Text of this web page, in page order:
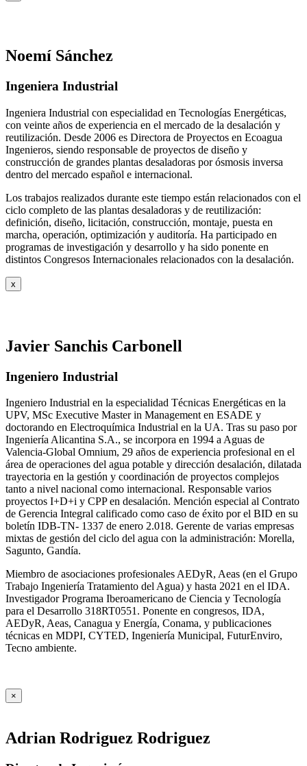
Noemí Sánchez
Ingeniera Industrial
Ingeniera Industrial con especialidad en Tecnologías Energéticas,
con veinte años de experiencia en el mercado de la desalación y
reutilización. Desde 2006 es Directora de Proyectos en Ecoagua
Ingenieros, siendo responsable de proyectos de diseño y
construcción de grandes plantas desaladoras por ósmosis inversa
dentro del mercado español e internacional.
Los trabajos realizados durante este tiempo están relacionados con el
ciclo completo de las plantas desaladoras y de reutilización:
definición, diseño, licitación, construcción, montaje, puesta en
marcha, operación, optimización y auditoría. Ha participado en
programas de investigación y desarrollo y ha sido ponente en
distintos Congresos Internacionales relacionados con la desalación.
x
Javier Sanchis Carbonell
Ingeniero Industrial
Ingeniero Industrial en la especialidad Técnicas Energéticas en la
UPV, MSc Executive Master in Management en ESADE y
doctorando en Electroquímica Industrial en la UA. Tras su paso por
Ingeniería Alicantina S.A., se incorpora en 1994 a Aguas de
Valencia-Global Omnium, 29 años de experiencia profesional en el
área de operaciones del agua potable y dirección desalación, dilatada
trayectoria en la gestión y coordinación de proyectos complejos
tanto a nivel nacional como internacional. Responsable varios
proyectos I+D+i y CPP en desalación. Mención especial al Contrato
de Gerencia Integral calificado como caso de éxito por el BID en su
boletín IDB-TN- 1337 de enero 2.018. Gerente de varias empresas
mixtas de gestión del ciclo del agua con la administración: Morella,
Sagunto, Gandía.
Miembro de asociaciones profesionales AEDyR, Aeas (en el Grupo
Trabajo Ingeniería Tratamiento del Agua) y hasta 2021 en el IDA.
Investigador Programa Iberoamericano de Ciencia y Tecnología
para el Desarrollo 318RT0551. Ponente en congresos, IDA,
AEDyR, Aeas, Canagua y Energía, Conama, y publicaciones
técnicas en MDPI, CYTED, Ingeniería Municipal, FuturEnviro,
Tecno ambiente.
×
Adrian Rodriguez Rodriguez